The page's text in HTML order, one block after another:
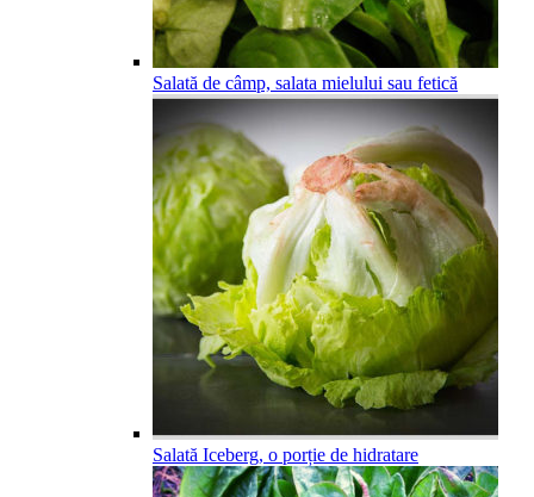
Salată de câmp, salata mielului sau fetică
Salată Iceberg, o porție de hidratare